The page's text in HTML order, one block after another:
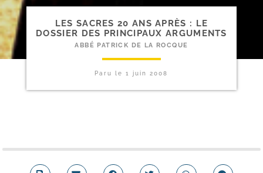
LES SACRES 20 ANS APRÈS : LE
DOSSIER DES PRINCIPAUX ARGUMENTS
ABBÉ PATRICK DE LA ROCQUE
Paru le1 juin 2008